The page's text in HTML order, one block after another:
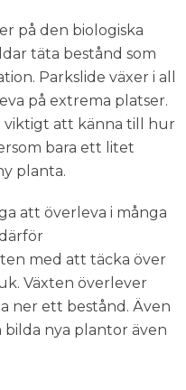
på den biologiska
täta bestånd som
Parkslide växer i all
på extrema platser.
viktigt att känna till hur
bara ett litet
planta.
att överleva i många
med att täcka över
Växten överlever
ner ett bestånd. Även
nya plantor även